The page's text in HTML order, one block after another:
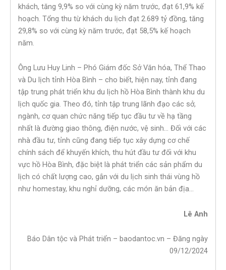
khách, tăng 9,9% so với cùng kỳ năm trước, đạt 61,9% kế
hoạch. Tổng thu từ khách du lịch đạt 2.689 tỷ đồng, tăng
29,8% so với cùng kỳ năm trước, đạt 58,5% kế hoạch
năm.
Ông Lưu Huy Linh – Phó Giám đốc Sở Văn hóa, Thể Thao
và Du lịch tỉnh Hòa Bình – cho biết, hiện nay, tỉnh đang
tập trung phát triển khu du lịch hồ Hòa Bình thành khu du
lịch quốc gia. Theo đó, tỉnh tập trung lãnh đạo các sở,
ngành, cơ quan chức năng tiếp tục đầu tư về hạ tầng
nhất là đường giao thông, điện nước, vệ sinh… Đối với các
nhà đầu tư, tỉnh cũng đang tiếp tục xây dựng cơ chế
chính sách để khuyến khích, thu hút đầu tư đối với khu
vực hồ Hòa Bình, đặc biệt là phát triển các sản phẩm du
lịch có chất lượng cao, gắn với du lịch sinh thái vùng hồ
như homestay, khu nghỉ dưỡng, các món ăn bản địa…
Lê Anh
Báo Dân tộc và Phát triển – baodantoc.vn – Đăng ngày
09/12/2024